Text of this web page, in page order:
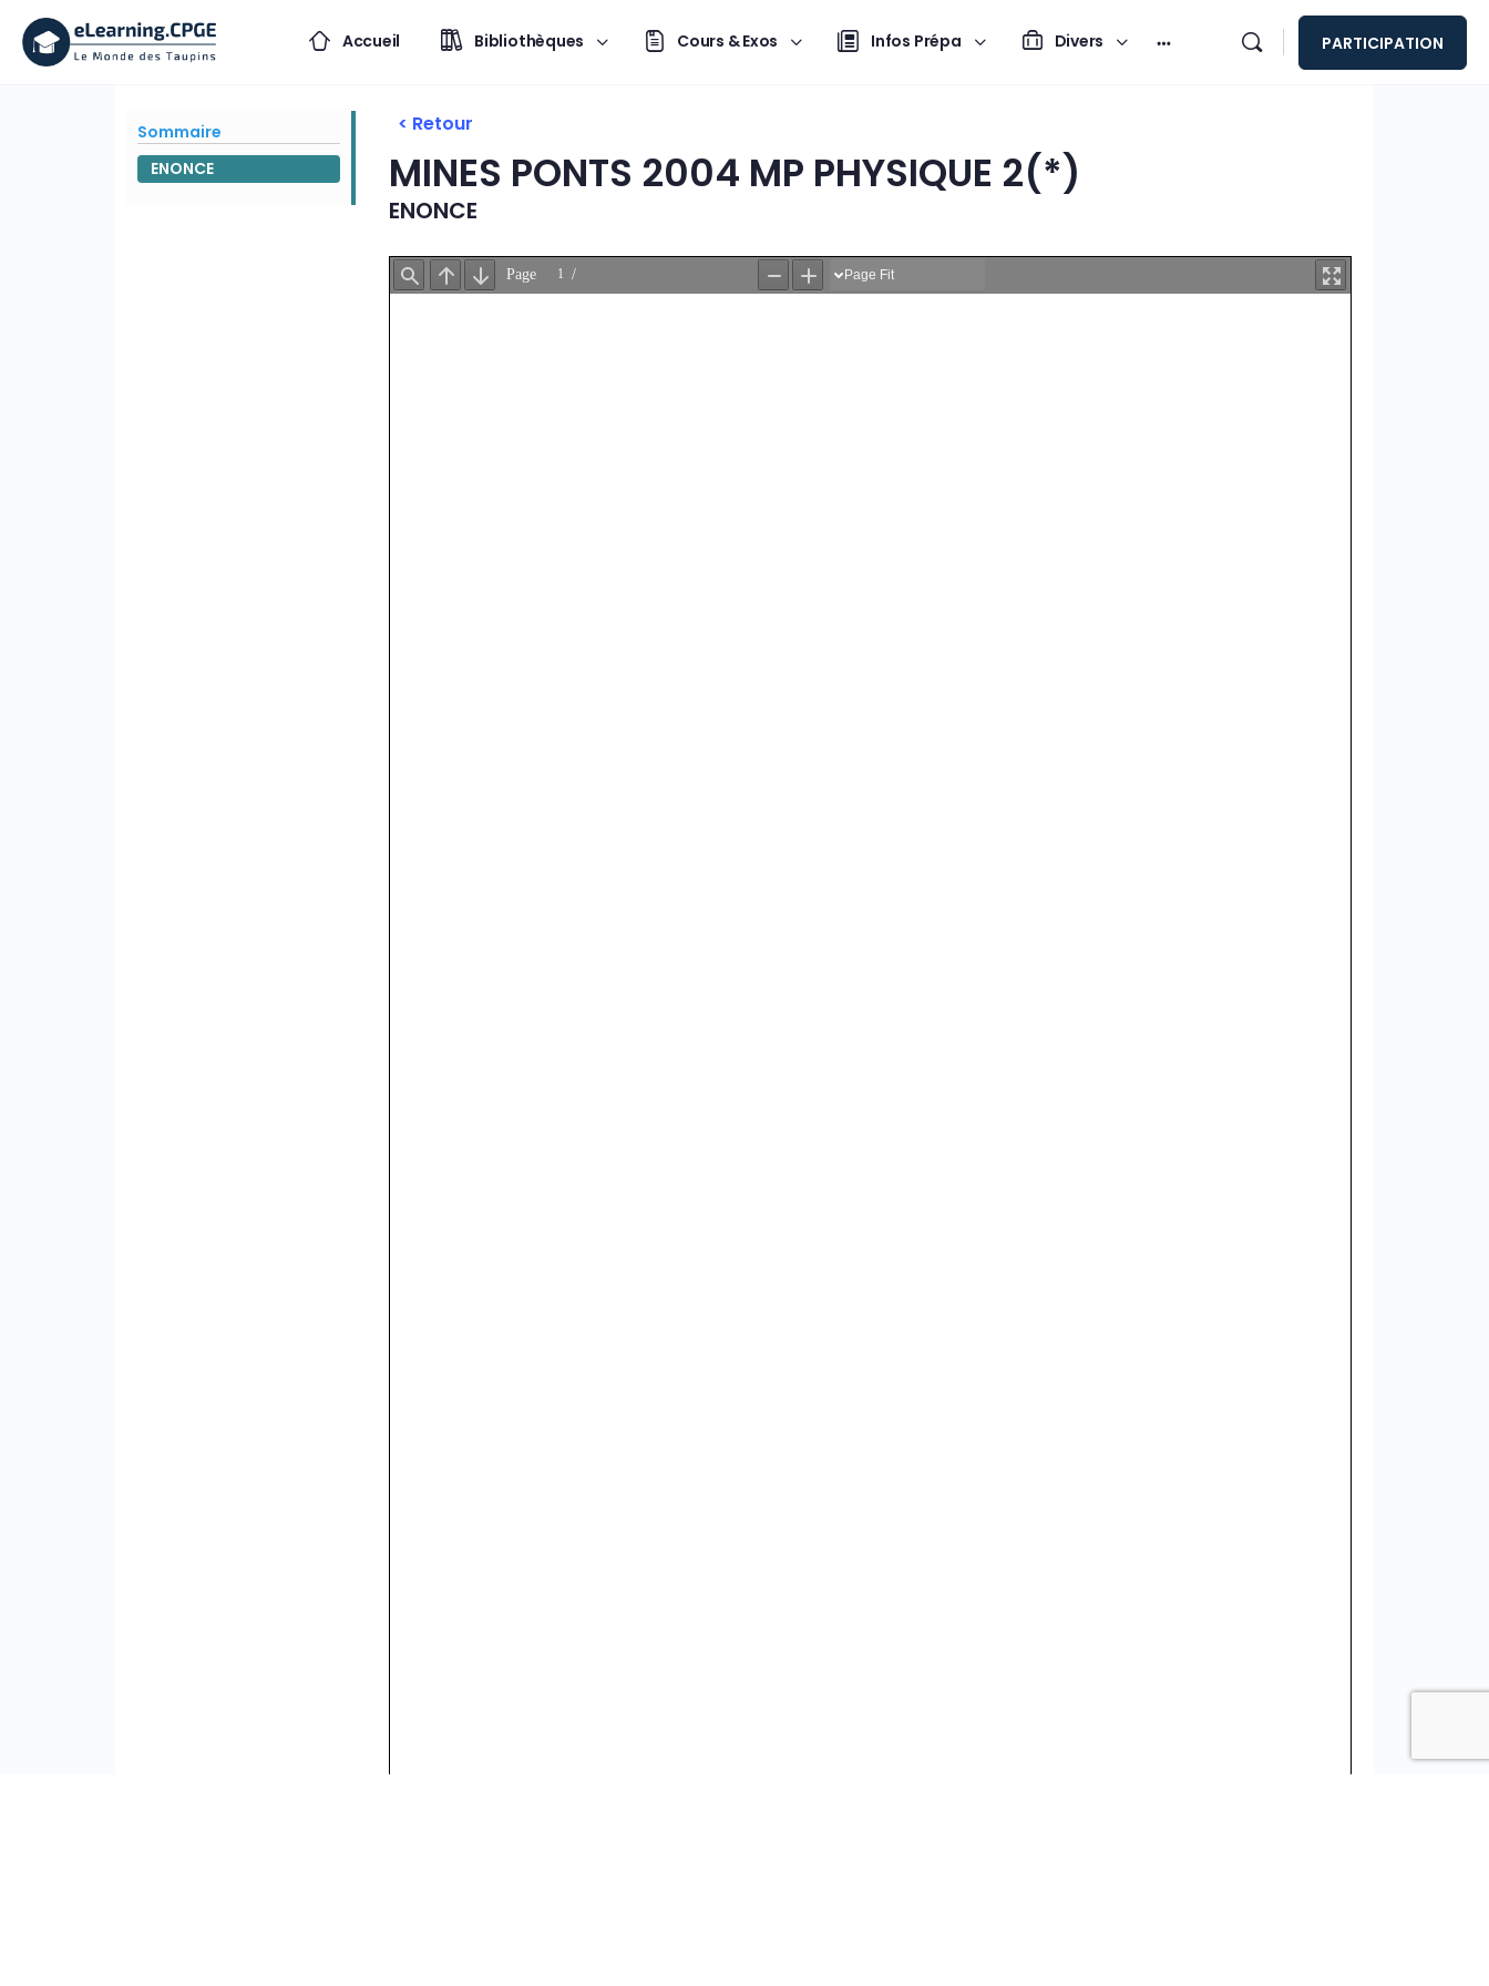
Accueil Bibliothèques Cours & Exos Infos Prépa Divers PARTICIPATION
Sommaire
ENONCE
< Retour
MINES PONTS 2004 MP PHYSIQUE 2(*)
ENONCE